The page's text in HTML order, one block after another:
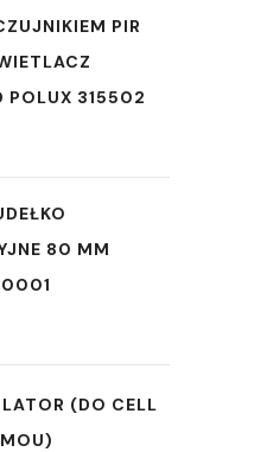
PIR
POLUX 315502
80 MM
(DO CELL